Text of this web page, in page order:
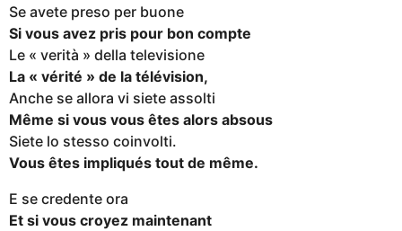
Se avete preso per buone
Si vous avez pris pour bon compte
Le « verità » della televisione
La « vérité » de la télévision,
Anche se allora vi siete assolti
Même si vous vous êtes alors absous
Siete lo stesso coinvolti.
Vous êtes impliqués tout de même.
E se credente ora
Et si vous croyez maintenant